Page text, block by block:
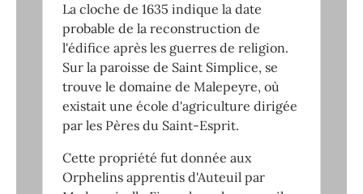
La cloche de 1635 indique la date
probable de la reconstruction de
l'édifice après les guerres de religion.
Sur la paroisse de Saint Simplice, se
trouve le domaine de Malepeyre, où
existait une école d'agriculture dirigée
par les Pères du Saint-Esprit.
Cette propriété fut donnée aux
Orphelins apprentis d'Auteuil par